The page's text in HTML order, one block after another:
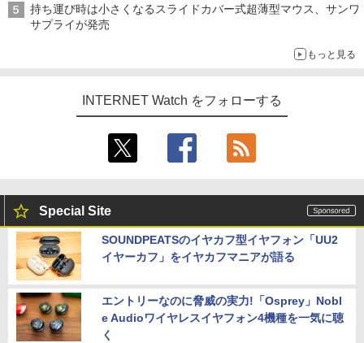
持ち運び時は小さくなるスライドカバー式超薄型マウス、サンワ
サプライが発売
もっと見る
INTERNET Watch をフォローする
Special Site
SOUNDPEATSのイヤカフ型イヤフォン「UU2
イヤーカフ」をイヤカフマニアが語る
エントリーなのに脅威の実力!「Osprey」Nobl
e Audioワイヤレスイヤフォン4機種を一気に聴
く